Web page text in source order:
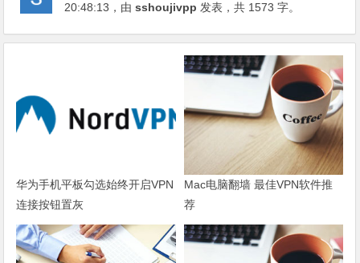
20:48:13 ，由sshoujivpp 发表，共 1573 字。
华为手机平板勾选始终开启VPN
连接按钮置灰
Mac电脑翻墙 最佳VPN软件推
荐